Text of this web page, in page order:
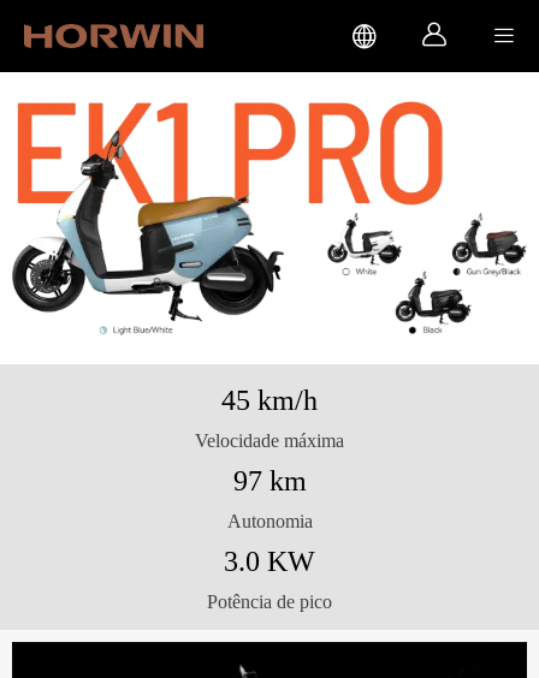
  
45 km/h
Velocidade máxima
97 km
Autonomia
3.0 KW
Potência de pico